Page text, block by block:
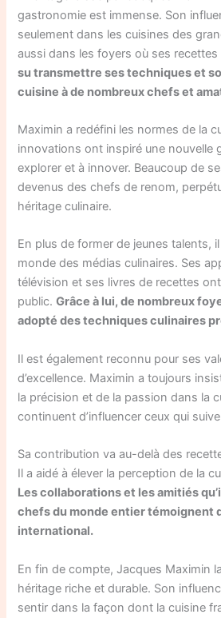
gastronomie est immense. Son
seulement dans les cuisines des
aussi dans les foyers où ses
su transmettre ses techniques et
cuisine à de nombreux chefs et
Maximin a redéfini les normes de la
innovations ont inspiré une nouvelle
explorer et à innover. Beaucoup de
devenus des chefs de renom,
héritage culinaire.
En plus de former de jeunes talents,
monde des médias culinaires. Ses
télévision et ses livres de recettes
public.Grâce à lui, de nombreux
adopté des techniques culinaires
Il est également reconnu pour ses
d’excellence. Maximin a toujours
la précision et de la passion dans la
continuent d’influencer ceux qui
Sa contribution va au-delà des
Il a aidé à élever la perception de la
Les collaborations et les amitiés
chefs du monde entier témoignent
international.
En fin de compte, Jacques Maximin
héritage riche et durable. Son
sentir dans la façon dont la cuisine